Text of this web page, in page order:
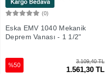
(0)
Eska EMV 1040 Mekanik
Deprem Vanası - 1 1/2"
3.109,40 TL
1.561,30 TL
%50